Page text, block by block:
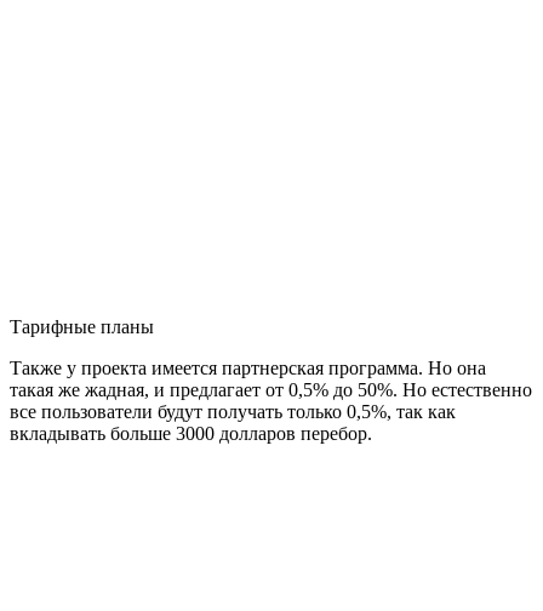
Тарифные планы
Также у проекта имеется партнерская программа. Но она
такая же жадная, и предлагает от 0,5% до 50%. Но естественно
все пользователи будут получать только 0,5%, так как
вкладывать больше 3000 долларов перебор.